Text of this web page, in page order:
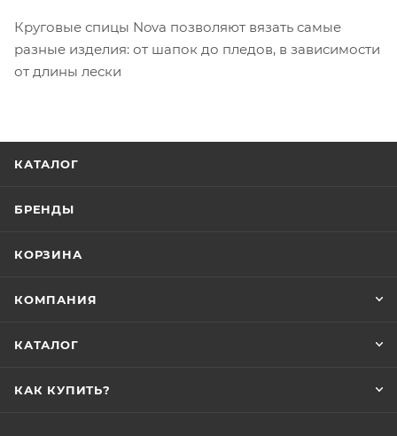
Круговые спицы Nova позволяют вязать самые
разные изделия: от шапок до пледов, в зависимости
от длины лески
КАТАЛОГ
БРЕНДЫ
КОРЗИНА
КОМПАНИЯ
КАТАЛОГ
КАК КУПИТЬ?